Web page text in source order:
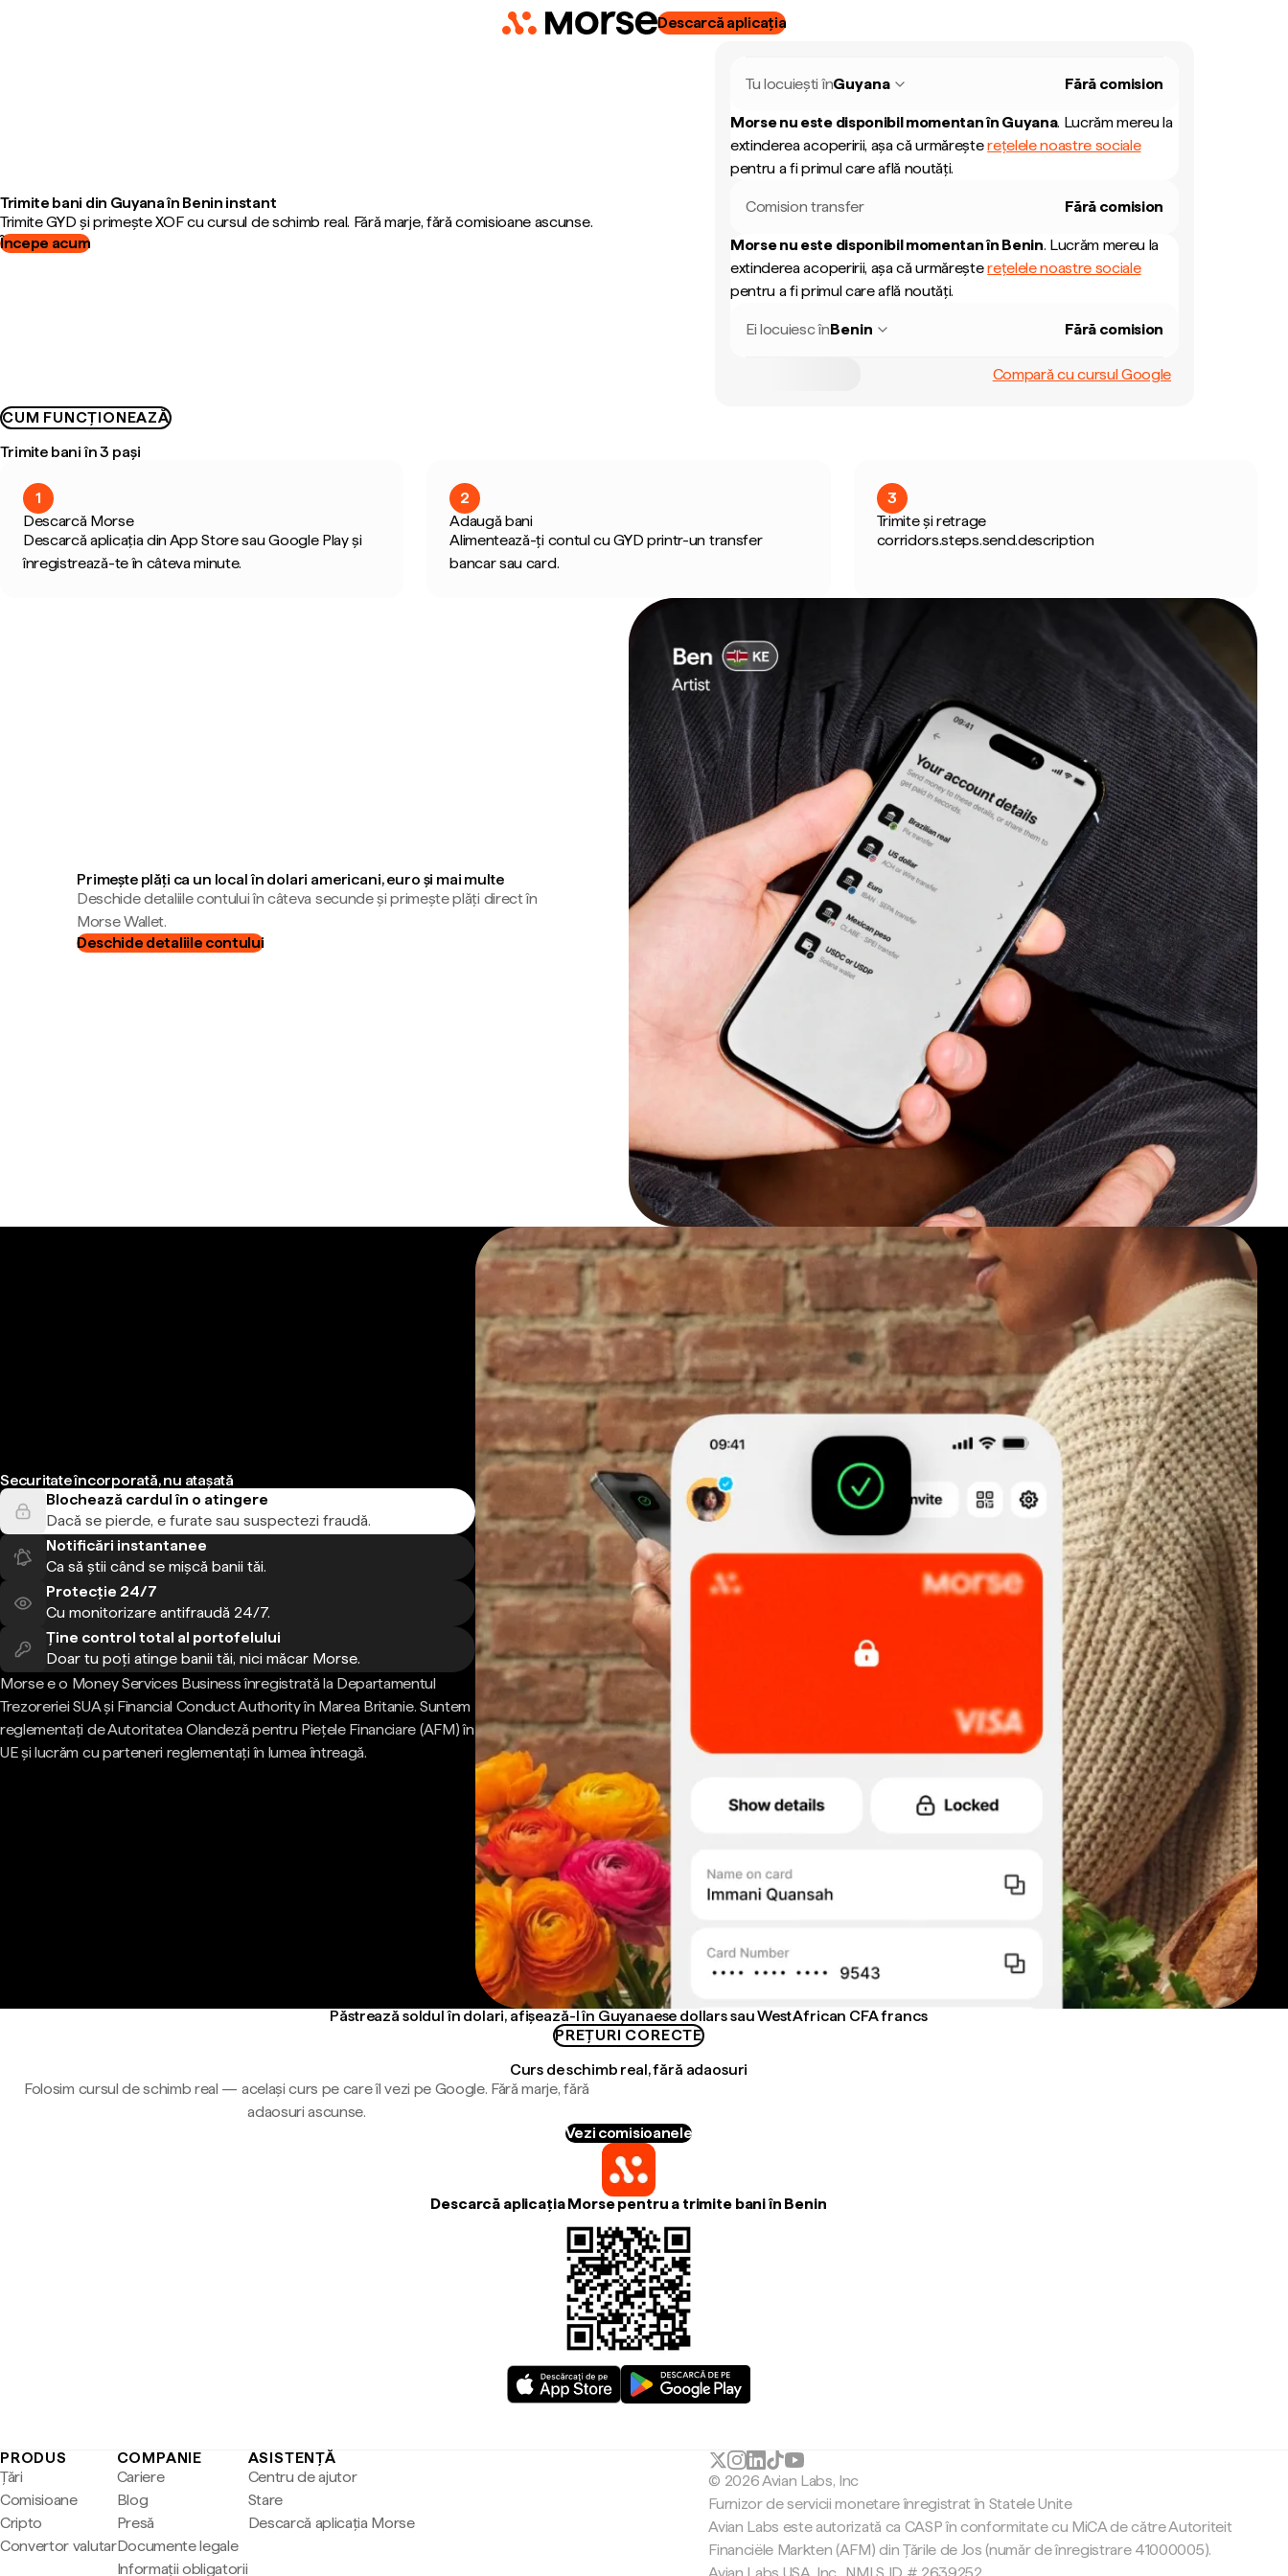
Descarcă aplicația
Trimite bani din Guyana în Benin instant
Trimite GYD și primește XOF cu cursul de schimb real. Fără marje, fără comisioane ascunse.
Începe acum
Tu locuiești înGuyana Fără comision
Morse nu este disponibil momentan în Guyana. Lucrăm mereu la
extinderea acoperirii, așa că urmăreșterețelele noastre sociale
pentru a fi primul care află noutăți.
Comision transfer Fără comision
Morse nu este disponibil momentan în Benin. Lucrăm mereu la
extinderea acoperirii, așa că urmăreșterețelele noastre sociale
pentru a fi primul care află noutăți.
Ei locuiesc înBenin Fără comision
Compară cu cursul Google
CUM FUNCȚIONEAZĂ
Trimite bani în 3 pași
1
Descarcă Morse
Descarcă aplicația din App Store sau Google Play și
înregistrează-te în câteva minute.
2
Adaugă bani
Alimentează-ți contul cu GYD printr-un transfer
bancar sau card.
3
Trimite și retrage
corridors.steps.send.description
Primește plăți ca un local în dolari americani, euro și mai multe
Deschide detaliile contului în câteva secunde și primește plăți direct în
Morse Wallet.
Deschide detaliile contului
Securitate încorporată, nu atașată
Blochează cardul în o atingere
Dacă se pierde, e furate sau suspectezi fraudă.
Notificări instantanee
Ca să știi când se mișcă banii tăi.
Protecție 24/7
Cu monitorizare antifraudă 24/7.
Ține control total al portofelului
Doar tu poți atinge banii tăi, nici măcar Morse.
Morse e o Money Services Business înregistrată la Departamentul
Trezoreriei SUA și Financial Conduct Authority în Marea Britanie. Suntem
reglementați de Autoritatea Olandeză pentru Piețele Financiare (AFM) în
UE și lucrăm cu parteneri reglementați în lumea întreagă.
Păstrează soldul în dolari, afișează-l în Guyanaese dollars sau West African CFA francs
PREȚURI CORECTE
Curs de schimb real, fără adaosuri
Folosim cursul de schimb real — același curs pe care îl vezi pe Google. Fără marje, fără
adaosuri ascunse.
Vezi comisioanele
Descarcă aplicația Morse pentru a trimite bani în Benin
PRODUS
Țări
Comisioane
Cripto
Convertor valutar
COMPANIE
Cariere
Blog
Presă
Documente legale
Informații obligatorii
ASISTENȚĂ
Centru de ajutor
Stare
Descarcă aplicația Morse
© 2026 Avian Labs, Inc
Furnizor de servicii monetare înregistrat în Statele Unite
Avian Labs este autorizată ca CASP în conformitate cu MiCA de către Autoriteit
Financiële Markten (AFM) din Țările de Jos (număr de înregistrare 41000005).